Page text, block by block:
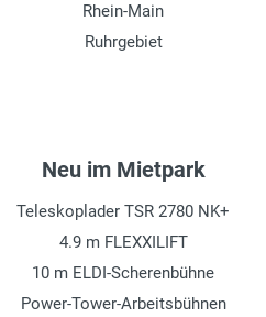
Rhein-Main
Ruhrgebiet
Neu im Mietpark
Teleskoplader TSR 2780 NK+
4.9 m FLEXXILIFT
10 m ELDI-Scherenbühne
Power-Tower-Arbeitsbühnen